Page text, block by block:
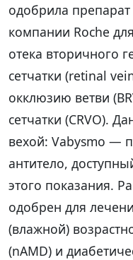
одобрила
компании Roche
отека вторичного
сетчатки (retinal
окклюзию ветви
сетчатки (CRVO).
вехой: Vabysmo —
антитело,
этого показания.
одобрен для
(влажной)
(nAMD) и